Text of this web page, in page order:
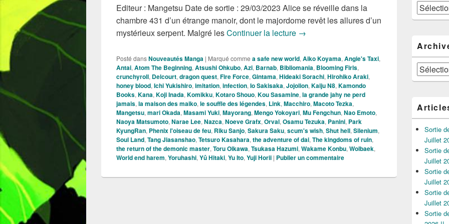
Editeur : Mangetsu Date de sortie : 29/03/2023 Alice se réveille dans la
chambre 431 d’un étrange manoir, dont le majordome revêt les allures d’un
mystérieux serpent. Malgré lesContinuer la lecture Les Nouveautés Mangas de la Semaine
→
Posté dansNouveautés Manga | Marqué comme a safe new world, Aiko Koyama, Angie's Taxi,
Antai, Atom The Beginning, Atsushi Ohkubo, Azi, Barnab, Bibliomania, Blooming Firls,
crunchyroll, Delcourt, dragon quest, Fire Force, Gintama, Hideaki Sorachi, Hirohiko Araki,
honey blood, Ichi Yukishiro, imitation, infection, Io Sakisaka, Jojolion, Kaiju N8, Kamondo
Books, Kana, Koji Inada, Komikku, Kotaro Shouo, Kou Sasamine, la grande jahy ne perd
jamais, la maison des maiko, le souffle des légendes, Link, Macchiro, Macoto Tezka,
Mangetsu, mari Okada, Masami Yuki, Mayorang, Mengo Yokoyari, Mu Fengchun, Nao Emoto,
Naoya Matsumoto, Narae Lee, Nazca, Noeve Grafx, Orval, Osamu Tezuka, Panini, Park
KyungRan, Phenix l'oiseau de feu, Riku Sanjo, Sakura Saku, scum's wish, Shut hell, Silenium,
Soul Land, Tang Jiasanshao, Tetsuro Kasahara, the adventure of dai, The kingdoms of ruin,
the return of the demonic master, Toru Oikawa, Tsukasa Hazumi, Wakame Konbu, Wolbaek,
World end harem, Yoruhashi, Yû Hitaki, Yu Ito, Yuji Horii | Publier un commentaire
Catégories
Archives
Sortie
Juillet
Sortie
Juillet
Sortie
Juillet
Sortie
Juillet
Sortie